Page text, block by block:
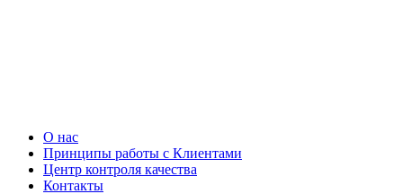
О нас
Принципы работы с Клиентами
Центр контроля качества
Контакты